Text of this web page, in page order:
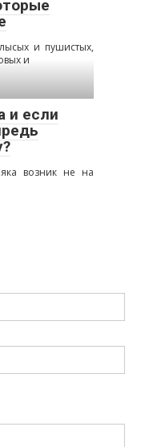
и пушистых,
и
и если
возник не на